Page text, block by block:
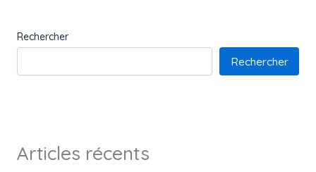
Rechercher
Rechercher
Articles récents